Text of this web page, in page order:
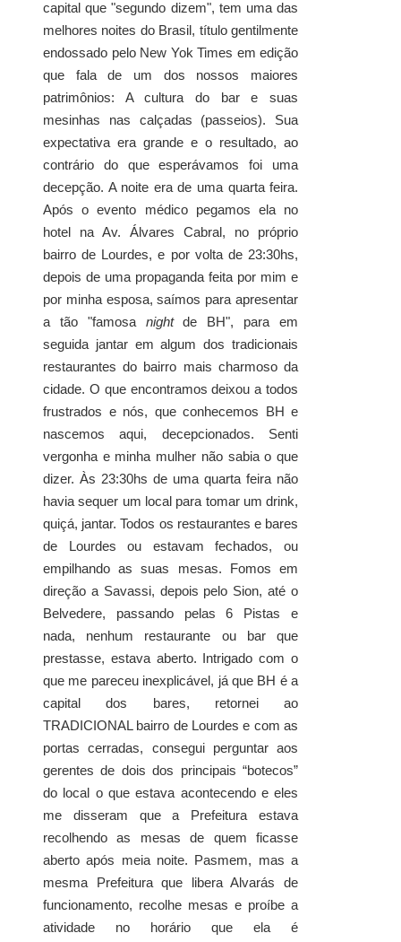
capital que "segundo dizem", tem uma das
melhores noites do Brasil, título gentilmente
endossado pelo New Yok Times em edição
que fala de um dos nossos maiores
patrimônios: A cultura do bar e suas
mesinhas nas calçadas (passeios). Sua
expectativa era grande e o resultado, ao
contrário do que esperávamos foi uma
decepção. A noite era de uma quarta feira.
Após o evento médico pegamos ela no
hotel na Av. Álvares Cabral, no próprio
bairro de Lourdes, e por volta de 23:30hs,
depois de uma propaganda feita por mim e
por minha esposa, saímos para apresentar
a tão "famosa nightde BH", para em
seguida jantar em algum dos tradicionais
restaurantes do bairro mais charmoso da
cidade. O que encontramos deixou a todos
frustrados e nós, que conhecemos BH e
nascemos aqui, decepcionados. Senti
vergonha e minha mulher não sabia o que
dizer. Às 23:30hs de uma quarta feira não
havia sequer um local para tomar um drink,
quiçá, jantar. Todos os restaurantes e bares
de Lourdes ou estavam fechados, ou
empilhando as suas mesas. Fomos em
direção a Savassi, depois pelo Sion, até o
Belvedere, passando pelas 6 Pistas e
nada, nenhum restaurante ou bar que
prestasse, estava aberto. Intrigado com o
que me pareceu inexplicável, já que BH é a
capital dos bares, retornei ao
TRADICIONAL bairro de Lourdes e com as
portas cerradas, consegui perguntar aos
gerentes de dois dos principais “botecos”
do local o que estava acontecendo e eles
me disseram que a Prefeitura estava
recolhendo as mesas de quem ficasse
aberto após meia noite. Pasmem, mas a
mesma Prefeitura que libera Alvarás de
funcionamento, recolhe mesas e proíbe a
atividade no horário que ela é